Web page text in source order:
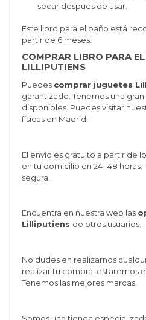
secar despues de usar.
Este libro para el baño está
partir de 6 meses.
COMPRAR LIBRO PARA
LILLIPUTIENS
Puedes comprar juguetes
garantizado. Tenemos una
disponibles. Puedes visitar
físicas en Madrid.
El envío es gratuito a partir de
en tu domicilio en 24- 48
segura.
Encuentra en nuestra web las
Lilliputiens de otros usuarios.
No dudes en realizarnos
realizar tu compra, estaremos
Tenemos las mejores marcas.